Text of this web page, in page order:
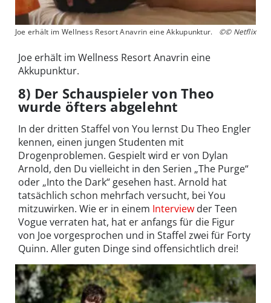
Joe erhält im Wellness Resort Anavrin eine Akkupunktur. ©© Netflix
Joe erhält im Wellness Resort Anavrin eine
Akkupunktur.
8) Der Schauspieler von Theo
wurde öfters abgelehnt
In der dritten Staffel von You lernst Du Theo Engler
kennen, einen jungen Studenten mit
Drogenproblemen. Gespielt wird er von Dylan
Arnold, den Du vielleicht in den Serien „The Purge“
oder „Into the Dark“ gesehen hast. Arnold hat
tatsächlich schon mehrfach versucht, bei You
mitzuwirken. Wie er in einem Interview der Teen
Vogue verraten hat, hat er anfangs für die Figur
von Joe vorgesprochen und in Staffel zwei für Forty
Quinn. Aller guten Dinge sind offensichtlich drei!